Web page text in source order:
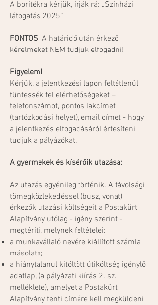
A borítékra kérjük, írják rá: „Színházi
látogatás 2025”
FONTOS: A határidő után érkező
kérelmeket NEM tudjuk elfogadni!
Figyelem!
Kérjük, a jelentkezési lapon feltétlenül
tüntessék fel elérhetőségeket –
telefonszámot, pontos lakcímet
(tartózkodási helyet), email címet - hogy
a jelentkezés elfogadásáról értesíteni
tudjuk a pályázókat.
A gyermekek és kísérőik utazása:
Az utazás egyénileg történik. A távolsági
tömegközlekedéssel (busz, vonat)
érkezők utazási költségeit a Postakürt
Alapítvány utólag - igény szerint -
megtéríti, melynek feltételei:
a munkavállaló nevére kiállított számla
másolata;
a hiánytalanul kitöltött útiköltség igénylő
adatlap, (a pályázati kiírás 2. sz.
melléklete), amelyet a Postakürt
Alapítvány fenti címére kell megküldeni